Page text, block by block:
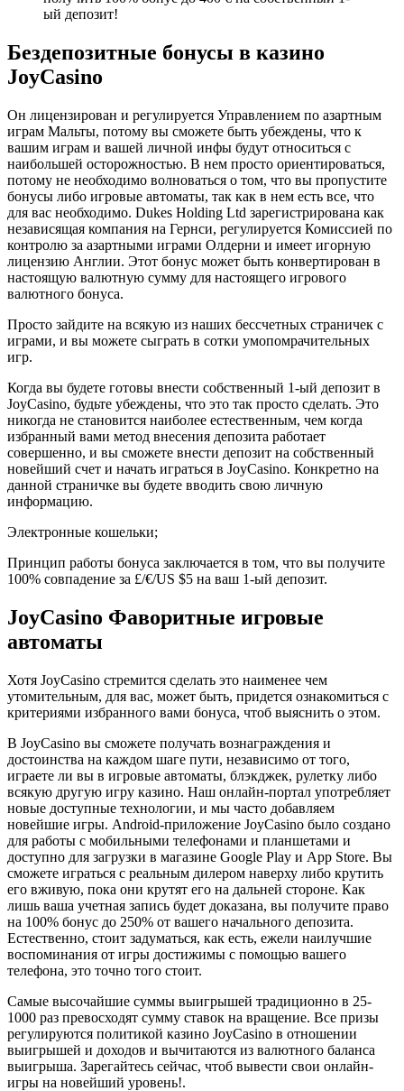
ый депозит!
Бездепозитные бонусы в казино
JoyCasino
Он лицензирован и регулируется Управлением по азартным
играм Мальты, потому вы сможете быть убеждены, что к
вашим играм и вашей личной инфы будут относиться с
наибольшей осторожностью. В нем просто ориентироваться,
потому не необходимо волноваться о том, что вы пропустите
бонусы либо игровые автоматы, так как в нем есть все, что
для вас необходимо. Dukes Holding Ltd зарегистрирована как
независящая компания на Гернси, регулируется Комиссией по
контролю за азартными играми Олдерни и имеет игорную
лицензию Англии. Этот бонус может быть конвертирован в
настоящую валютную сумму для настоящего игрового
валютного бонуса.
Просто зайдите на всякую из наших бессчетных страничек с
играми, и вы можете сыграть в сотки умопомрачительных
игр.
Когда вы будете готовы внести собственный 1-ый депозит в
JoyCasino, будьте убеждены, что это так просто сделать. Это
никогда не становится наиболее естественным, чем когда
избранный вами метод внесения депозита работает
совершенно, и вы сможете внести депозит на собственный
новейший счет и начать играться в JoyCasino. Конкретно на
данной страничке вы будете вводить свою личную
информацию.
Электронные кошельки;
Принцип работы бонуса заключается в том, что вы получите
100% совпадение за £/€/US $5 на ваш 1-ый депозит.
JoyCasino Фаворитные игровые
автоматы
Хотя JoyCasino стремится сделать это наименее чем
утомительным, для вас, может быть, придется ознакомиться с
критериями избранного вами бонуса, чтоб выяснить о этом.
В JoyCasino вы сможете получать вознаграждения и
достоинства на каждом шаге пути, независимо от того,
играете ли вы в игровые автоматы, блэкджек, рулетку либо
всякую другую игру казино. Наш онлайн-портал употребляет
новые доступные технологии, и мы часто добавляем
новейшие игры. Android-приложение JoyCasino было создано
для работы с мобильными телефонами и планшетами и
доступно для загрузки в магазине Google Play и App Store. Вы
сможете играться с реальным дилером наверху либо крутить
его вживую, пока они крутят его на дальней стороне. Как
лишь ваша учетная запись будет доказана, вы получите право
на 100% бонус до 250% от вашего начального депозита.
Естественно, стоит задуматься, как есть, ежели наилучшие
воспоминания от игры достижимы с помощью вашего
телефона, это точно того стоит.
Самые высочайшие суммы выигрышей традиционно в 25-
1000 раз превосходят сумму ставок на вращение. Все призы
регулируются политикой казино JoyCasino в отношении
выигрышей и доходов и вычитаются из валютного баланса
выигрыша. Зарегайтесь сейчас, чтоб вывести свои онлайн-
игры на новейший уровень!.